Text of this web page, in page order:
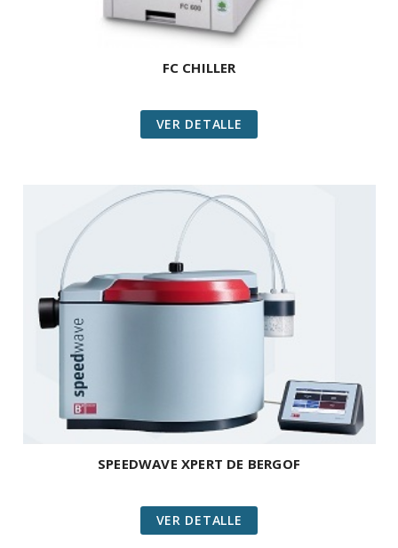
FC CHILLER
VER DETALLE
SPEEDWAVE XPERT DE BERGOF
VER DETALLE